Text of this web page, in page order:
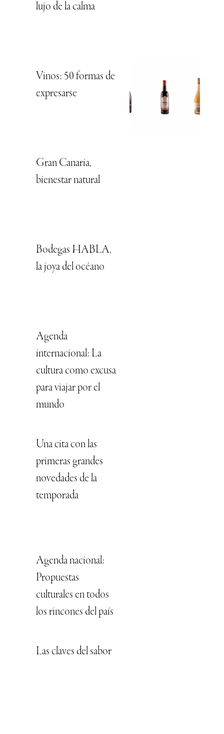
lujo de la calma
Vinos: 50 formas de
expresarse
Gran Canaria,
bienestar natural
Bodegas HABLA,
la joya del océano
Agenda
internacional: La
cultura como excusa
para viajar por el
mundo
Una cita con las
primeras grandes
novedades de la
temporada
Agenda nacional:
Propuestas
culturales en todos
los rincones del país
Las claves del sabor